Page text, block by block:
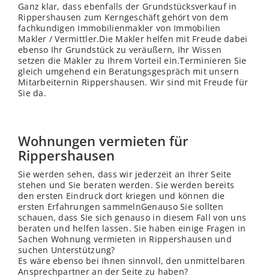
Ganz klar, dass ebenfalls der Grundstücksverkauf in
Rippershausen zum Kerngeschäft gehört von dem
fachkundigen Immobilienmakler von Immobilien
Makler / Vermittler.Die Makler helfen mit Freude dabei
ebenso Ihr Grundstück zu veräußern, Ihr Wissen
setzen die Makler zu Ihrem Vorteil ein.Terminieren Sie
gleich umgehend ein Beratungsgespräch mit unsern
Mitarbeiternin Rippershausen. Wir sind mit Freude für
Sie da.
Wohnungen vermieten für
Rippershausen
Sie werden sehen, dass wir jederzeit an Ihrer Seite
stehen und Sie beraten werden. Sie werden bereits
den ersten Eindruck dort kriegen und können die
ersten Erfahrungen sammelnGenauso Sie sollten
schauen, dass Sie sich genauso in diesem Fall von uns
beraten und helfen lassen. Sie haben einige Fragen in
Sachen Wohnung vermieten in Rippershausen und
suchen Unterstützung?
Es wäre ebenso bei Ihnen sinnvoll, den unmittelbaren
Ansprechpartner an der Seite zu haben?